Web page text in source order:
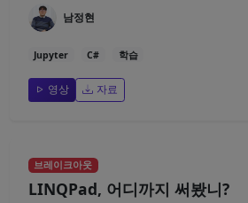
남정현
Jupyter C# 학습
영상 자료
브레이크아웃
LINQPad, 어디까지 써봤니?